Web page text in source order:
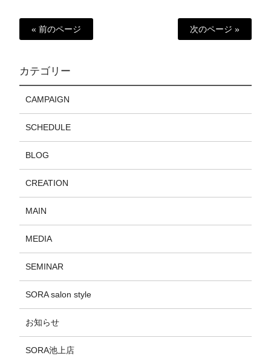
« 前のページ 次のページ »
カテゴリー
CAMPAIGN
SCHEDULE
BLOG
CREATION
MAIN
MEDIA
SEMINAR
SORA salon style
お知らせ
SORA池上店